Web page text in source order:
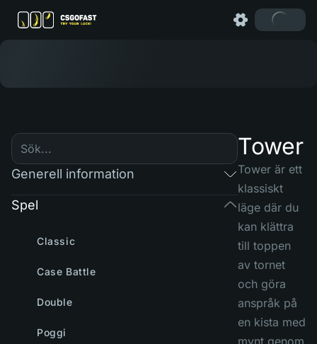
Generell information
Spel
Classic
Case Battle
Double
Poggi
Tower
Tower är ett
klassiskt
läge där du
kan klättra
till toppen
av tornet
och göra
anspråk på
en kista med
mynt genom